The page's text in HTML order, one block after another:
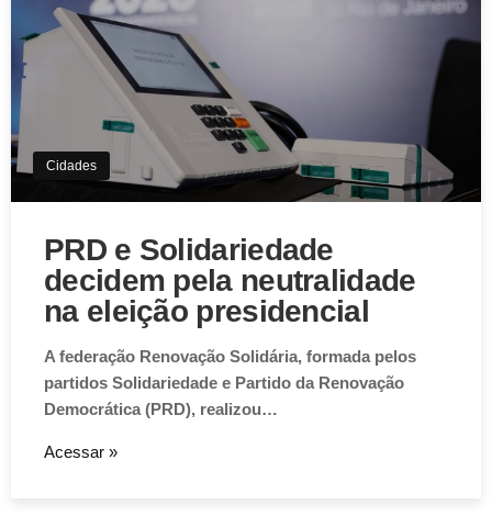
Cidades
PRD e Solidariedade
decidem pela neutralidade
na eleição presidencial
A federação Renovação Solidária, formada pelos
partidos Solidariedade e Partido da Renovação
Democrática (PRD), realizou…
Acessar »